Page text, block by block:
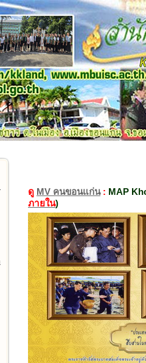
ดู MV คนขอนแก่น: MAP
ภายใน)